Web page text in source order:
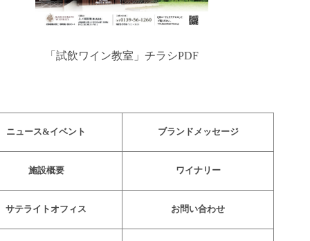
「試飲ワイン教室」チラシPDF
ニュース&イベント ブランドメッセージ
施設概要 ワイナリー
サテライトオフィス お問い合わせ